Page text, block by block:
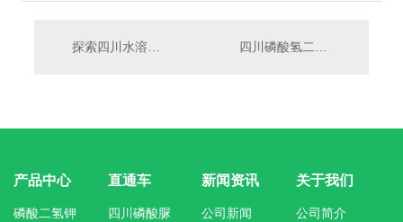
产品中心
磷酸二氢钾
直通车
四川磷酸脲
新闻资讯
公司新闻
关于我们
公司简介